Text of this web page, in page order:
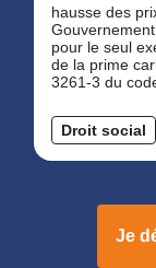
hausse des
pour le seul
de la prime
3261-3 du
Droit social
Je